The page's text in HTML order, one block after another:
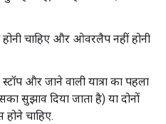
चाहिए और ओवरलैप नहीं होनी
और जाने वाली यात्रा का पहला
सुझाव दिया जाता है) या दोनों
चाहिए.